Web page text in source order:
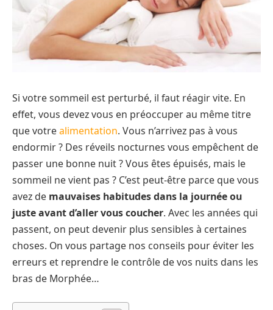
Si votre sommeil est perturbé, il faut réagir vite. En
effet, vous devez vous en préoccuper au même titre
que votrealimentation. Vous n’arrivez pas à vous
endormir ? Des réveils nocturnes vous empêchent de
passer une bonne nuit ? Vous êtes épuisés, mais le
sommeil ne vient pas ? C’est peut-être parce que vous
avez de mauvaises habitudes dans la journée ou
juste avant d’aller vous coucher. Avec les années qui
passent, on peut devenir plus sensibles à certaines
choses. On vous partage nos conseils pour éviter les
erreurs et reprendre le contrôle de vos nuits dans les
bras de Morphée…